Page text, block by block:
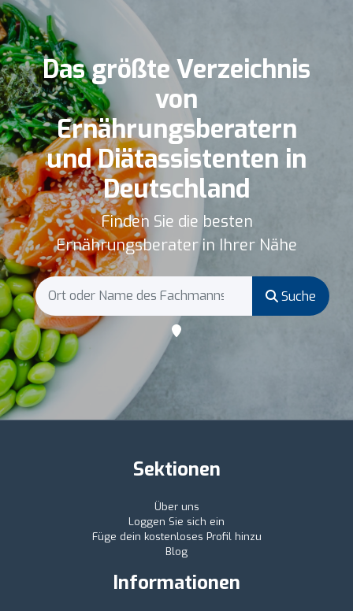
Das größte Verzeichnis
von
Ernährungsberatern
und Diätassistenten in
Deutschland
Finden Sie die besten
Ernährungsberater in Ihrer Nähe
Suche
Sektionen
Über uns
Loggen Sie sich ein
Füge dein kostenloses Profil hinzu
Blog
Informationen